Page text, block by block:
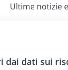
Ultime notizie
dai dati sui